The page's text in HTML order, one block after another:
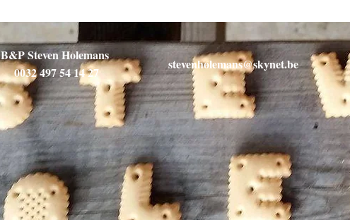
B&P Steven Holemans
0032 497 54 14 27
stevenholemans@skynet.be